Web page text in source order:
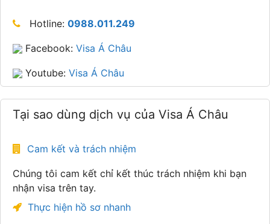
Hotline: 0988.011.249
Facebook: Visa Á Châu
Youtube: Visa Á Châu
Tại sao dùng dịch vụ của Visa Á Châu
Cam kết và trách nhiệm
Chúng tôi cam kết chỉ kết thúc trách nhiệm khi bạn
nhận visa trên tay.
Thực hiện hồ sơ nhanh